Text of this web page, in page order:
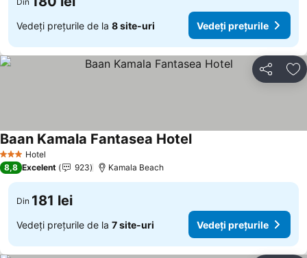
Vedeți prețurile de la 8 site-uri Vedeți prețurile
Distribuiți
3 SteleHotel
Baan Kamala Fantasea Hotel
8,8 Excelent 923 Kamala Beach
Din 181 lei
Vedeți prețurile de la 7 site-uri Vedeți prețurile